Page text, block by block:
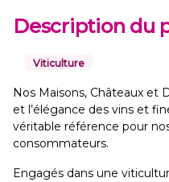
Description du
Viticulture
Nos Maisons, Châteaux et
et l’élégance des vins et
véritable référence pour
consommateurs.
Engagés dans une